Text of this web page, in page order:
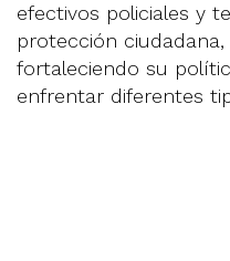
efectivos policiales y
protección
fortaleciendo su
enfrentar diferentes